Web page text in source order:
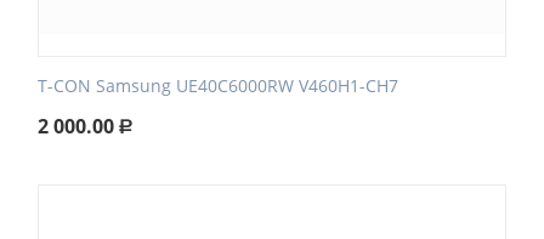
T-CON Samsung UE40C6000RW V460H1-CH7
2 000.00 Р